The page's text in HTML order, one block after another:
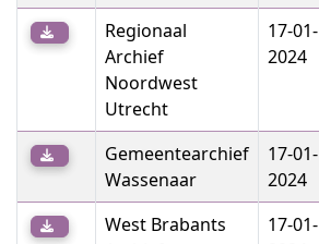
Regionaal
Archief
Noordwest
Utrecht
17-01-
2024
Gemeentearchief
Wassenaar
17-01-
2024
West Brabants
17-01-